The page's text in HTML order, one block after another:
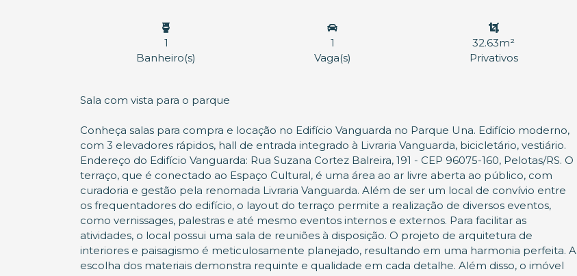
1
Banheiro(s)
1
Vaga(s)
32.63m²
Privativos
Sala com vista para o parque
Conheça salas para compra e locação no Edifício Vanguarda no Parque Una. Edifício moderno,
com 3 elevadores rápidos, hall de entrada integrado à Livraria Vanguarda, bicicletário, vestiário.
Endereço do Edifício Vanguarda: Rua Suzana Cortez Balreira, 191 - CEP 96075-160, Pelotas/RS. O
terraço, que é conectado ao Espaço Cultural, é uma área ao ar livre aberta ao público, com
curadoria e gestão pela renomada Livraria Vanguarda. Além de ser um local de convívio entre
os frequentadores do edifício, o layout do terraço permite a realização de diversos eventos,
como vernissages, palestras e até mesmo eventos internos e externos. Para facilitar as
atividades, o local possui uma sala de reuniões à disposição. O projeto de arquitetura de
interiores e paisagismo é meticulosamente planejado, resultando em uma harmonia perfeita. A
escolha dos materiais demonstra requinte e qualidade em cada detalhe. Além disso, o imóvel